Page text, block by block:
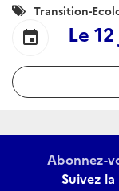
Catégories
:
Transition-
event Le
Abonnez-
Suivez